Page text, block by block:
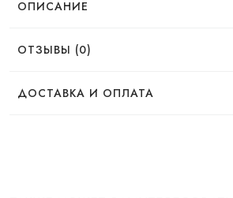
ОПИСАНИЕ
ОТЗЫВЫ (0)
Нет отзывов об этом товаре.
ДОСТАВКА И ОПЛАТА